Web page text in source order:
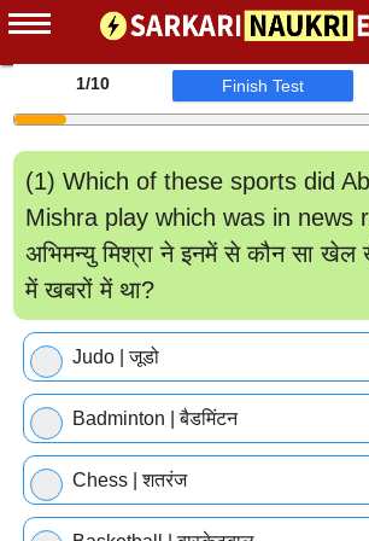
1/10 Finish Test
(1) Which of these sports did
Mishra play which was in news
अभिमन्यु मिश्रा ने इनमें से कौन सा खेल
में खबरों में था?
Judo | जूडो
Badminton | बैडमिंटन
Chess | शतरंज